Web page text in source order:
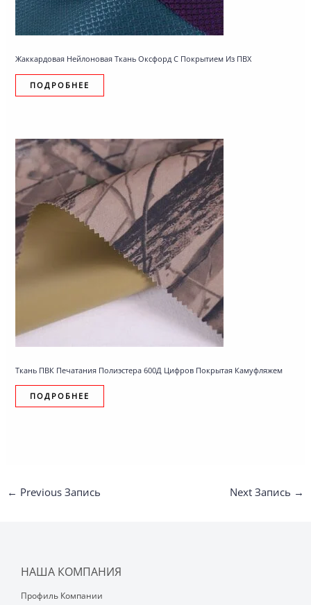
Жаккардовая Нейлоновая Ткань Оксфорд С Покрытием Из ПВХ
ПОДРОБНЕЕ
Ткань ПВК Печатания Полиэстера 600Д Цифров Покрытая Камуфляжем
ПОДРОБНЕЕ
← Previous Запись Next Запись →
НАША КОМПАНИЯ
Профиль Компании